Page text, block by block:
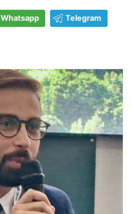
Whatsapp Telegram